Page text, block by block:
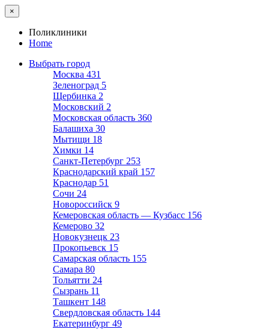
×
Поликлиники
Home
Выбрать город
Москва 431
Зеленоград 5
Щербинка 2
Московский 2
Московская область 360
Балашиха 30
Мытищи 18
Химки 14
Санкт-Петербург 253
Краснодарский край 157
Краснодар 51
Сочи 24
Новороссийск 9
Кемеровская область — Кузбасс 156
Кемерово 32
Новокузнецк 23
Прокопьевск 15
Самарская область 155
Самара 80
Тольятти 24
Сызрань 11
Ташкент 148
Свердловская область 144
Екатеринбург 49